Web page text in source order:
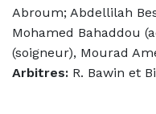
Abroum; Abdellilah
Mohamed Bahaddou
(soigneur), Mourad
Arbitres: R. Bawin et